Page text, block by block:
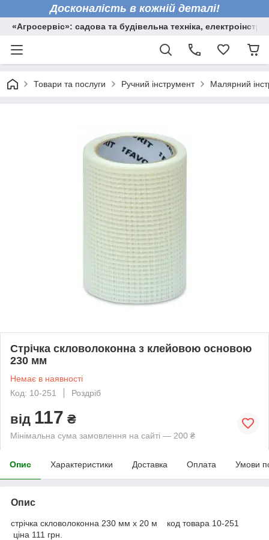
Досконалість в кожній деталі!
«Агросервіс»: садова та будівельна техніка,
Товари та послуги Ручний інструмент Малярний
Стрічка скловолоконна з клейовою основою
230 мм
Немає в наявності
Код: 10-251
Роздріб
від 117 ₴
Мінімальна сума замовлення на сайті — 200 ₴
Опис Характеристики Доставка Оплата Умови
Опис
стрічка скловолоконна 230 мм х 20 м код товара 10-251
ціна 111 грн.